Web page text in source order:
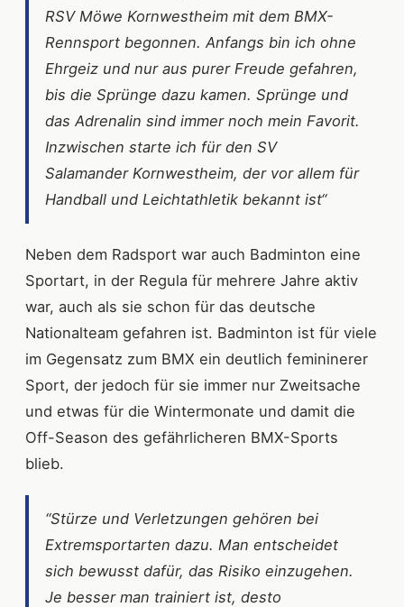
RSV Möwe Kornwestheim mit dem BMX-
Rennsport begonnen. Anfangs bin ich ohne
Ehrgeiz und nur aus purer Freude gefahren,
bis die Sprünge dazu kamen. Sprünge und
das Adrenalin sind immer noch mein Favorit.
Inzwischen starte ich für den SV
Salamander Kornwestheim, der vor allem für
Handball und Leichtathletik bekannt ist“
Neben dem Radsport war auch Badminton eine
Sportart, in der Regula für mehrere Jahre aktiv
war, auch als sie schon für das deutsche
Nationalteam gefahren ist. Badminton ist für viele
im Gegensatz zum BMX ein deutlich femininerer
Sport, der jedoch für sie immer nur Zweitsache
und etwas für die Wintermonate und damit die
Off-Season des gefährlicheren BMX-Sports
blieb.
“Stürze und Verletzungen gehören bei
Extremsportarten dazu. Man entscheidet
sich bewusst dafür, das Risiko einzugehen.
Je besser man trainiert ist, desto